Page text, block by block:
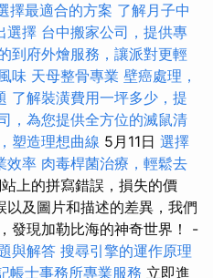
擇最適合的方案 了解月子中
選擇 台中搬家公司，提供專
到府外燴服務，讓派對更輕
味 天母整骨專業 壁癌處理，
了解裝潢費用一坪多少，提
，為您提供全方位的滅鼠清
塑造理想曲線 5月11日 選擇
效率 肉毒桿菌治療，輕鬆去
上的拼寫錯誤，損失的價
及圖片和描述的差異，我們
發現加勒比海的神奇世界！ -
與解答 搜尋引擎的運作原理
帳士事務所專業服務 立即進